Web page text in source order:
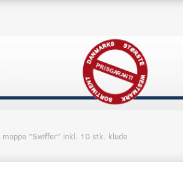
moppe "Swiffer" inkl. 10 stk. klude